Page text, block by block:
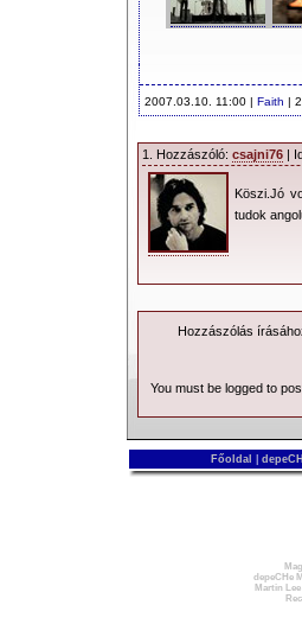
2007.03.10. 11:00 | Faith |
1. Hozzászóló: csajni76 |
Köszi.Jó
tudok
Hozzászólás
You must be logged to
Főoldal
depeCHe
Martin